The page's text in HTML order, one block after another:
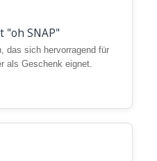
"oh SNAP"
das sich hervorragend für
als Geschenk eignet.